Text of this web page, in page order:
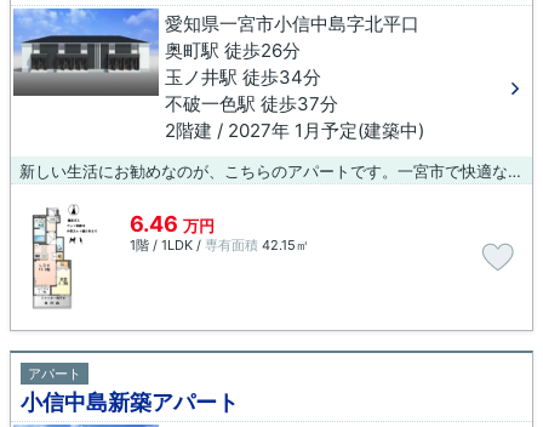
愛知県一宮市小信中島字北平口
奥町駅 徒歩26分
玉ノ井駅 徒歩34分
不破一色駅 徒歩37分
2階建 / 2027年 1月予定(建築中)
新しい生活にお勧めなのが、こちらのアパートです。一宮市で快適な暮らしをするなら、ぜひお気軽に当社へお問い合わせ下さい。お客様のご希望やご不明な点などお受けし、ご希望にあった物件のご紹介をさせていただきます。
6.46 万円
1階 / 1LDK / 専有面積 42.15㎡
アパート
小信中島新築アパート